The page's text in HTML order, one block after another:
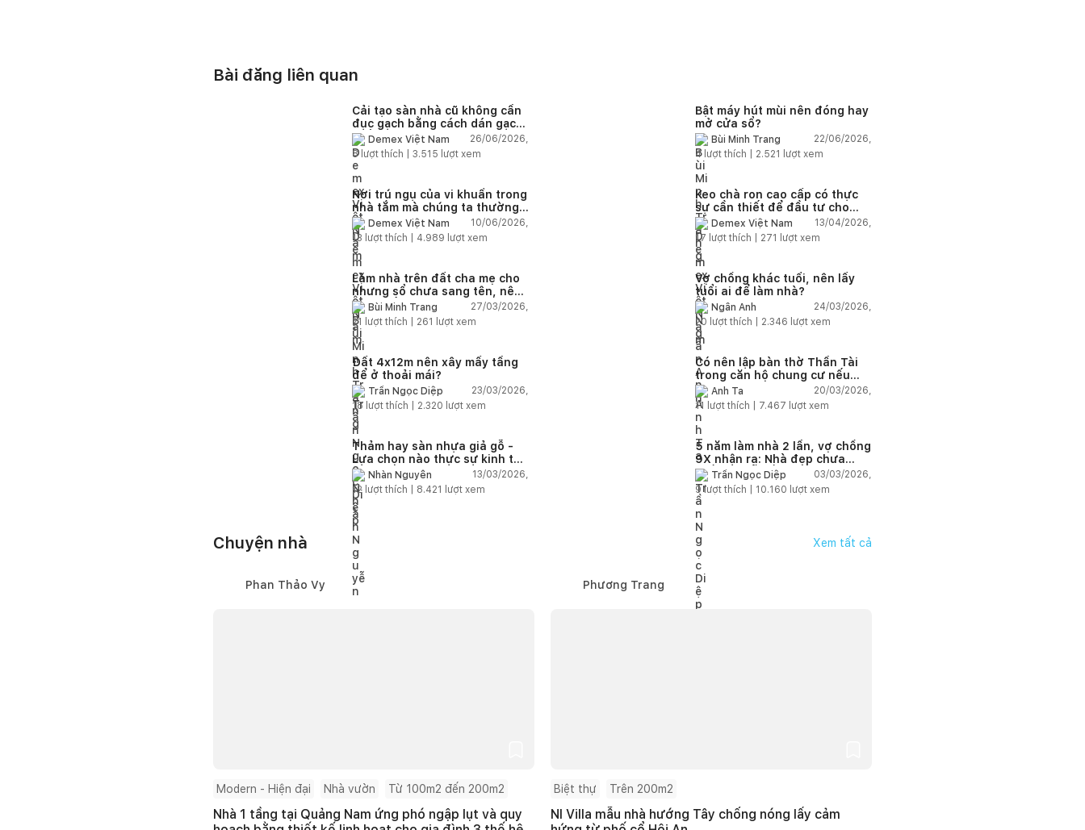
Bài đăng liên quan
Cải tạo sàn nhà cũ không cần
đục gạch bằng cách dán gạch
chồng gạch có được không?
Demex Việt Nam
26/06/2026,
8lượt thích | 3.515 lượt xem
Bật máy hút mùi nên đóng hay
mở cửa sổ?
Bùi Minh Trang
22/06/2026,
4lượt thích | 2.521 lượt xem
Nơi trú ngụ của vi khuẩn trong
nhà tắm mà chúng ta thường
bỏ qua
Demex Việt Nam
10/06/2026,
13 lượt thích | 4.989 lượt xem
Keo chà ron cao cấp có thực
sự cần thiết để đầu tư cho
nhà ở dân dụng?
Demex Việt Nam
13/04/2026,
17 lượt thích | 271 lượt xem
Làm nhà trên đất cha mẹ cho
nhưng sổ chưa sang tên, nên
xem tuổi ai?
Bùi Minh Trang
27/03/2026,
21
lượt thích | 261 lượt xem
Vợ chồng khác tuổi, nên lấy
tuổi ai để làm nhà?
Ngân Anh
24/03/2026,
20 lượt thích | 2.346 lượt xem
Đất 4x12m nên xây mấy tầng
để ở thoải mái?
Trần Ngọc Diệp
23/03/2026,
18 lượt thích | 2.320 lượt xem
Có nên lập bàn thờ Thần Tài
trong căn hộ chung cư nếu
bán hàng online?
Anh Ta
20/03/2026,
11
lượt thích | 7.467 lượt xem
Thảm hay sàn nhựa giả gỗ -
Lựa chọn nào thực sự kinh tế
cho bài toán lâu dài?
Nhàn Nguyễn
13/03/2026,
12 lượt thích | 8.421 lượt xem
5 năm làm nhà 2 lần, vợ chồng
9X nhận ra: Nhà đẹp chưa
chắc đã dễ sống!
Trần Ngọc Diệp
03/03/2026,
9 lượt thích | 10.160 lượt xem
Chuyện nhà Xem tất cả
Phan Thảo Vy
Modern - Hiện đại Nhà vườn Từ 100m2 đến 200m2
Nhà 1 tầng tại Quảng Nam ứng phó ngập lụt và quy
Phương Trang
Biệt thự Trên 200m2
NI Villa mẫu nhà hướng Tây chống nóng lấy cảm